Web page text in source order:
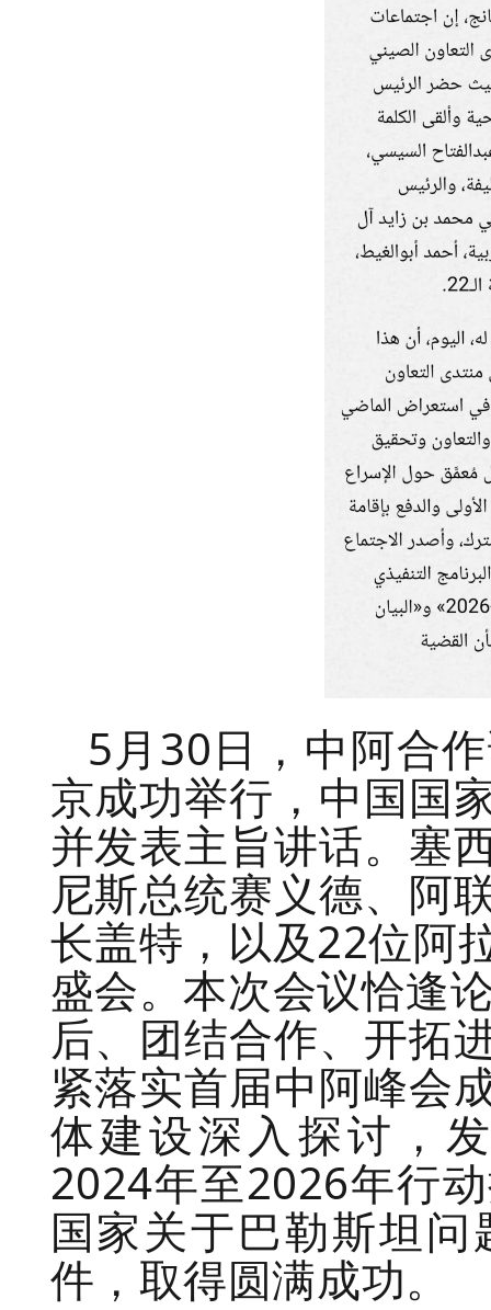
5月30日，中阿合
京成功举行，中国国
并发表主旨讲话。塞
尼斯总统赛义德、阿
长盖特，以及22位阿
盛会。本次会议恰逢
后、团结合作、开拓
紧落实首届中阿峰会
体建设深入探讨，
2024年至2026年行
国家关于巴勒斯坦
件，取得圆满成功。